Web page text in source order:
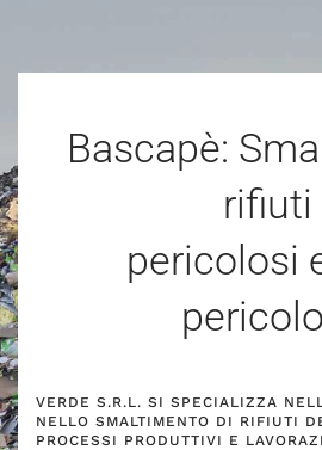
Bascapè:
rifiuti
pericolosi
VERDE S.R.L. SI SPECIALIZZA
NELLO SMALTIMENTO DI RIFIUTI
PROCESSI PRODUTTIVI E